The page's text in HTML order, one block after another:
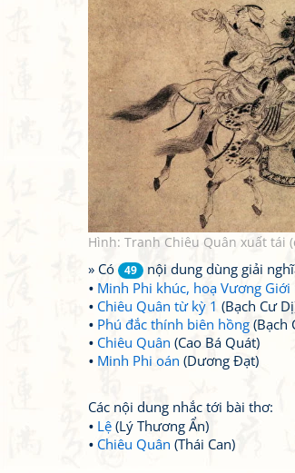
Hình: Tranh Chiêu Quân xuất tái
» Có 49
nội dung dùng giải
Minh Phi khúc, hoạ Vương Giới
Chiêu Quân từ kỳ 1 (Bạch Cư
Phú đắc thính biên hồng (Bạch
Chiêu Quân (Cao Bá Quát)
Minh Phi oán (Dương Đạt)
Các nội dung nhắc tới bài thơ:
Lệ (Lý Thương Ẩn)
Chiêu Quân (Thái Can)